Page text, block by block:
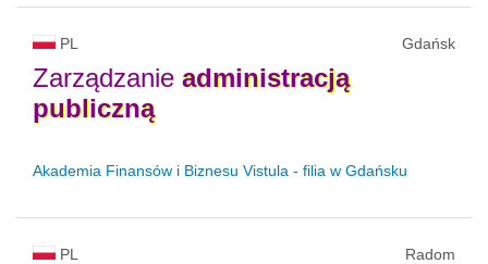
PL Gdańsk
Zarządzanie administracją
publiczną
Akademia Finansów i Biznesu Vistula - filia w Gdańsku
PL Radom